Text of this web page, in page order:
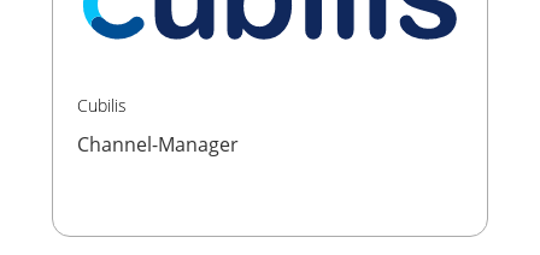
Cubilis
Channel-Manager